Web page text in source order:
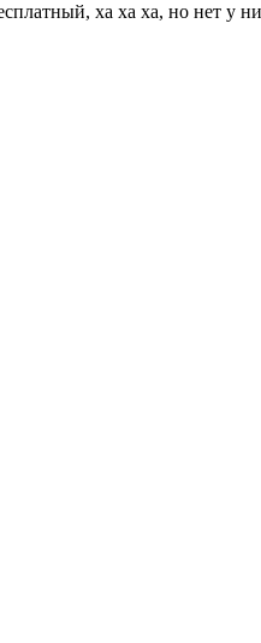
ха ха ха, но нет у